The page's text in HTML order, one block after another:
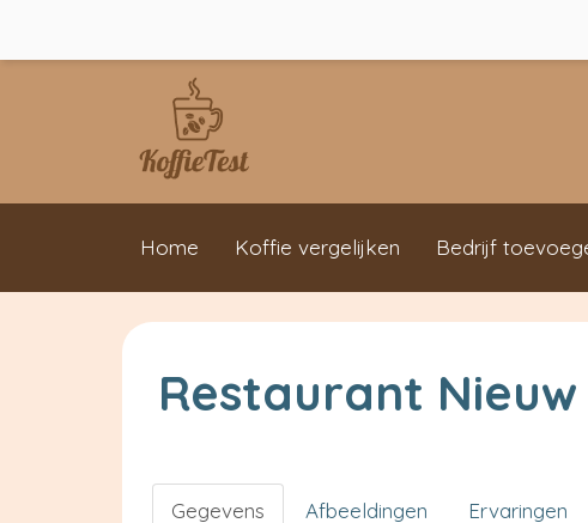
Home Koffie vergelijken Bedrijf
Restaurant
Gegevens Afbeeldingen Ervaringen